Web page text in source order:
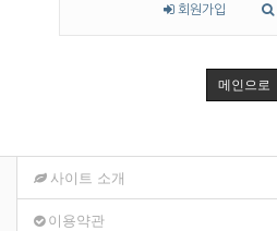
회원가입
메인으로
사이트 소개
이용약관